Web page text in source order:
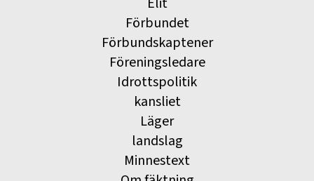
Förbundet
Förbundskaptener
Föreningsledare
Idrottspolitik
kansliet
Läger
landslag
Minnestext